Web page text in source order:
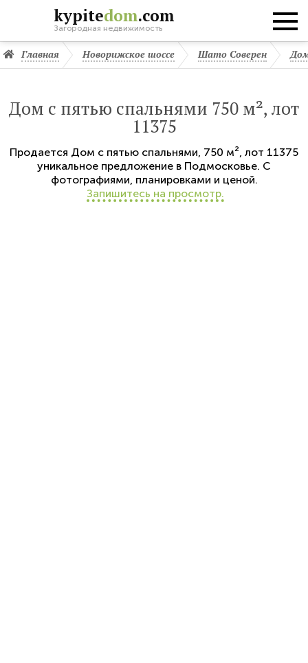
kypitedom.com
Загородная недвижимость
Главная Новорижское шоссе Шато Соверен
Дом с пятью спальнями 750 м², лот
11375
Продается Дом с пятью спальнями, 750 м², лот 11375
уникальное предложение в Подмосковье. С
фотографиями, планировками и ценой.
Запишитесь на просмотр.